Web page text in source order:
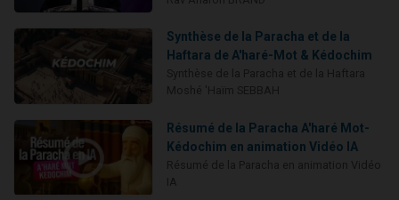
Synthèse de la Paracha et de la
Haftara de A'haré-Mot & Kédochim
Résumé de la Paracha A'haré Mot-
Kédochim en animation Vidéo IA